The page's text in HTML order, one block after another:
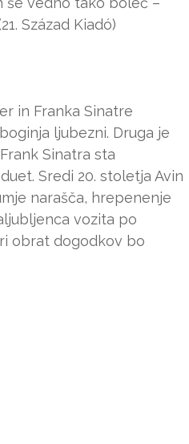
Század Kiadó)
in Franka Sinatre
ljubezni. Druga je
Sinatra sta
Sredi 20. stoletja Avin
narašča, hrepenenje
vozita po
obrat dogodkov bo